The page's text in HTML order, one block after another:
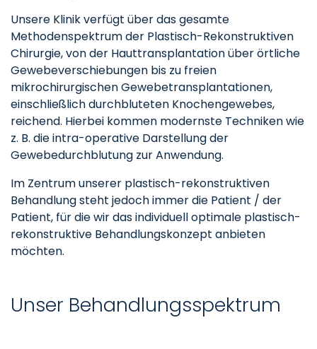
Unsere Klinik verfügt über das gesamte
Methodenspektrum der Plastisch-Rekonstruktiven
Chirurgie, von der Hauttransplantation über örtliche
Gewebeverschiebungen bis zu freien
mikrochirurgischen Gewebetransplantationen,
einschließlich durchbluteten Knochengewebes,
reichend. Hierbei kommen modernste Techniken wie
z. B. die intra-operative Darstellung der
Gewebedurchblutung zur Anwendung.
Im Zentrum unserer plastisch-rekonstruktiven
Behandlung steht jedoch immer die Patient / der
Patient, für die wir das individuell optimale plastisch-
rekonstruktive Behandlungskonzept anbieten
möchten.
Unser Behandlungsspektrum